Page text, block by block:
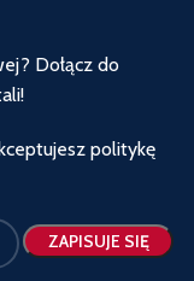
Dołącz do
politykę